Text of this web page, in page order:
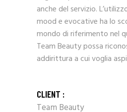
anche del servizio.
mood e evocative ha lo
mondo di riferimento nel
Team Beauty possa
addirittura a cui voglia
CLIENT :
Team Beauty